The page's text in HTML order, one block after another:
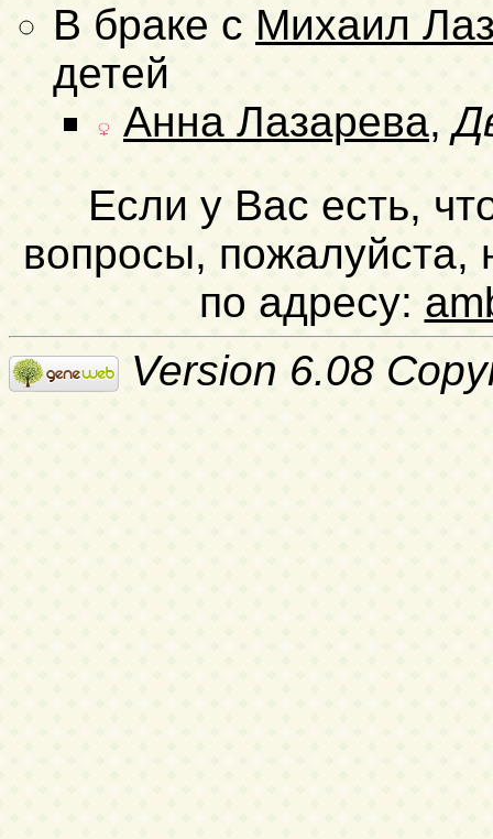
В браке с Михаил
детей
Анна Лазарева,
Если у Вас есть,
вопросы, пожалуйста,
по адресу:
Version 6.08